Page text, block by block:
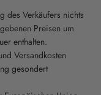
des Verkäufers nichts
Preisen um
enthalten.
Versandkosten
gesondert